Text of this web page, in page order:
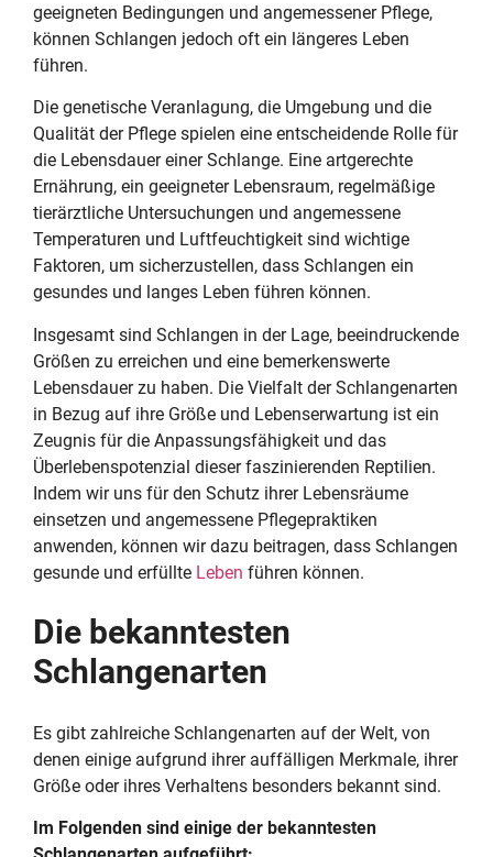
geeigneten Bedingungen und angemessener Pflege,
können Schlangen jedoch oft ein längeres Leben
führen.
Die genetische Veranlagung, die Umgebung und die
Qualität der Pflege spielen eine entscheidende Rolle für
die Lebensdauer einer Schlange. Eine artgerechte
Ernährung, ein geeigneter Lebensraum, regelmäßige
tierärztliche Untersuchungen und angemessene
Temperaturen und Luftfeuchtigkeit sind wichtige
Faktoren, um sicherzustellen, dass Schlangen ein
gesundes und langes Leben führen können.
Insgesamt sind Schlangen in der Lage, beeindruckende
Größen zu erreichen und eine bemerkenswerte
Lebensdauer zu haben. Die Vielfalt der Schlangenarten
in Bezug auf ihre Größe und Lebenserwartung ist ein
Zeugnis für die Anpassungsfähigkeit und das
Überlebenspotenzial dieser faszinierenden Reptilien.
Indem wir uns für den Schutz ihrer Lebensräume
einsetzen und angemessene Pflegepraktiken
anwenden, können wir dazu beitragen, dass Schlangen
gesunde und erfüllte Leben führen können.
Die bekanntesten
Schlangenarten
Es gibt zahlreiche Schlangenarten auf der Welt, von
denen einige aufgrund ihrer auffälligen Merkmale, ihrer
Größe oder ihres Verhaltens besonders bekannt sind.
Im Folgenden sind einige der bekanntesten